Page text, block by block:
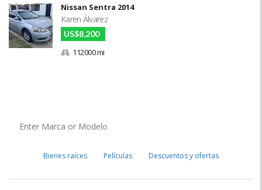
Nissan Sentra 2014
Karen Álvarez
US$8,200
112000 mi
Bienes raíces Películas Descuentos y ofertas